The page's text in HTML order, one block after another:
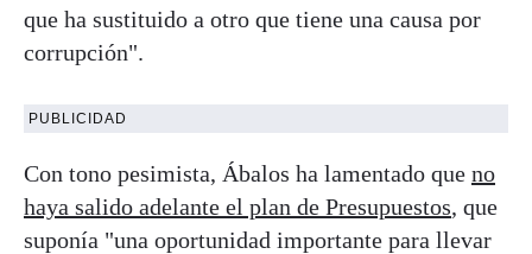
que ha sustituido a otro que tiene una causa por
corrupción".
PUBLICIDAD
Con tono pesimista, Ábalos ha lamentado que no
haya salido adelante el plan de Presupuestos, que
suponía "una oportunidad importante para llevar